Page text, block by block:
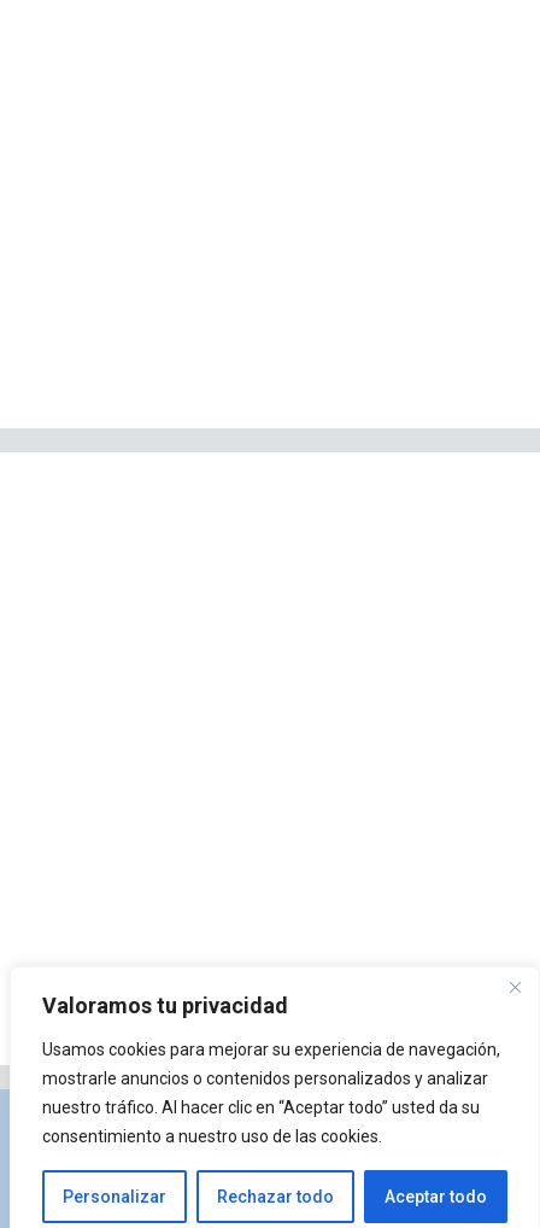
Valoramos tu privacidad
Usamos cookies para mejorar su experiencia de navegación,
mostrarle anuncios o contenidos personalizados y analizar
nuestro tráfico. Al hacer clic en “Aceptar todo” usted da su
consentimiento a nuestro uso de las cookies.
Personalizar Rechazar todo Aceptar todo
Privacidad y Política de Cookies Portal de
arquitectura Lista de Temas ¿Qué es Arkiplus?
© 2026 Arkiplus • Creado conGeneratePress